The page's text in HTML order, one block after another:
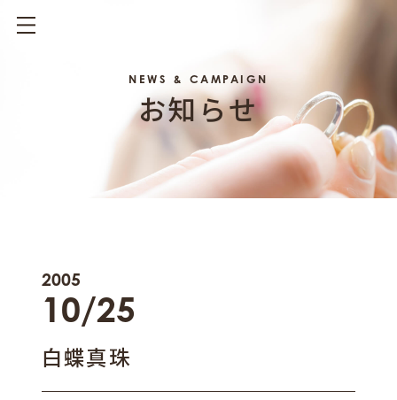
NEWS & CAMPAIGN
お知らせ
白蝶真珠
2005
10/25